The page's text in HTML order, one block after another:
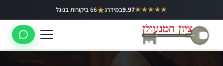
לתוכן
★★★★★
9.97במידרג 66 ביקורות בגוגל באר יעקב
ראשון לציון